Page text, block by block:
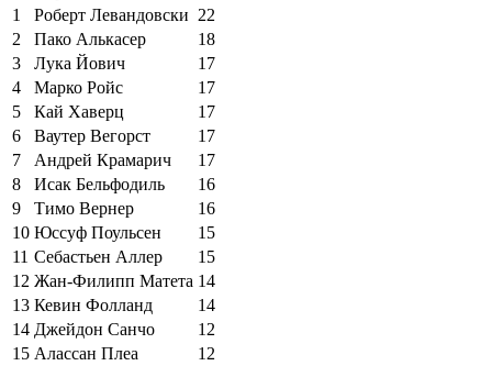
1
Роберт Левандовски 22
2
Пако Алькасер
18
3
Лука Йович
17
4
Марко Ройс
17
5
Кай Хаверц
17
6
Ваутер Вегорст
17
7
Андрей Крамарич
17
8
Исак Бельфодиль
16
9
Тимо Вернер
16
10 Юссуф Поульсен
15
11 Себастьен Аллер
15
12 Жан-Филипп Матета 14
13 Кевин Фолланд
14
14 Джейдон Санчо
12
15 Алассан Плеа 12